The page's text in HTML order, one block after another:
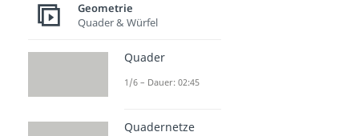
Geometrie
Quader & Würfel
Quader
1/6 – Dauer: 02:45
Quadernetze